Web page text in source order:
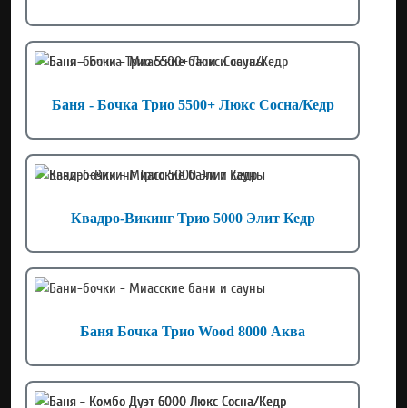
Баня - Бочка Трио 5500+ Люкс Сосна/Кедр
Квадро-Викинг Трио 5000 Элит Кедр
Баня Бочка Трио Wood 8000 Аква